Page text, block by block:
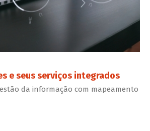
e seus serviços integrados
da informação com mapeamento